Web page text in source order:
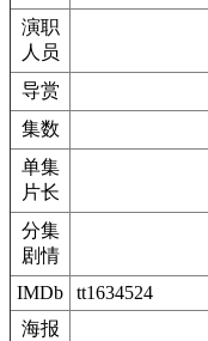
演职
人员
导赏
集数
单集
片长
分集
剧情
IMDb
tt1634524
海报